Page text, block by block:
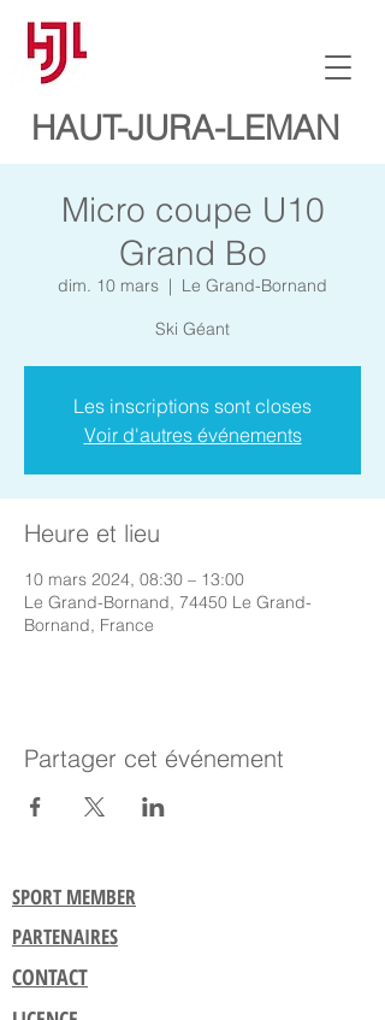
HAUT-JURA-LEMAN
Micro coupe U10
Grand Bo
dim. 10 mars
  |
Le Grand-Bornand
Ski Géant
Les inscriptions sont closes
Voir d'autres événements
Heure et lieu
10 mars 2024, 08:30 – 13:00
Le Grand-Bornand, 74450 Le Grand-
Bornand, France
Partager cet événement
SPORT MEMBER
PARTENAIRES
CONTACT